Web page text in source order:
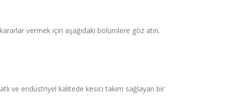
vermek için aşağıdaki bölümlere göz atın.
ve endüstriyel kalitede kesici takım sağlayan bir